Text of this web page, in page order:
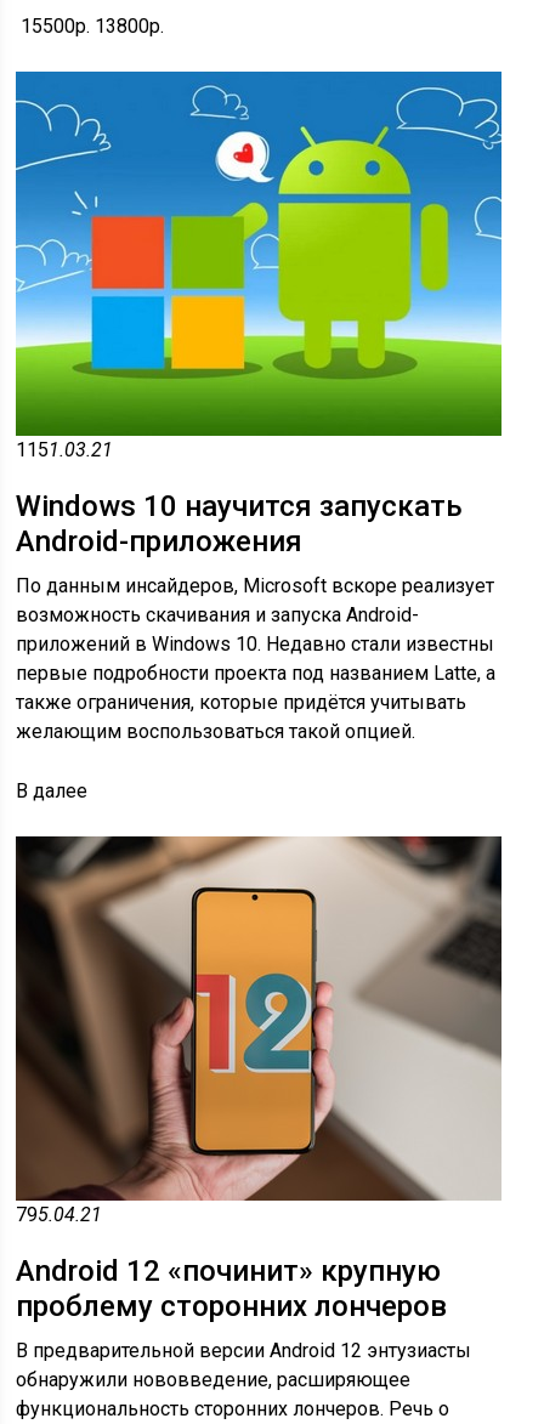
15500р. 13800р.
1151.03.21
Windows 10 научится запускать
Android-приложения
По данным инсайдеров, Microsoft вскоре реализует
возможность скачивания и запуска Android-
приложений в Windows 10. Недавно стали известны
первые подробности проекта под названием Latte, а
также ограничения, которые придётся учитывать
желающим воспользоваться такой опцией.
В далее
795.04.21
Android 12 «починит» крупную
проблему сторонних лончеров
В предварительной версии Android 12 энтузиасты
обнаружили нововведение, расширяющее
функциональность сторонних лончеров. Речь о